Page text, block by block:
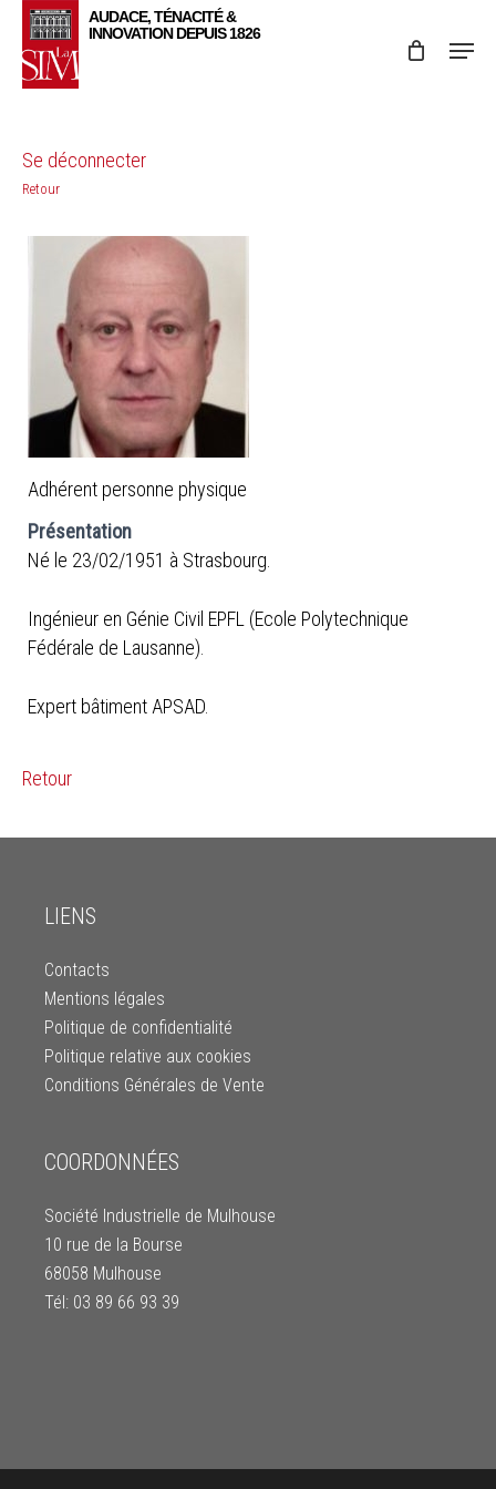
Skip
main
Menu
Se déconnecter
Retour
Adhérent personne physique
Présentation
Né le 23/02/1951 à Strasbourg.
Ingénieur en Génie Civil EPFL (Ecole Polytechnique
Fédérale de Lausanne).
Expert bâtiment APSAD.
Retour
LIENS
Contacts
Mentions légales
Politique de confidentialité
Politique relative aux cookies
Conditions Générales de Vente
COORDONNÉES
Société Industrielle de Mulhouse
10 rue de la Bourse
68058 Mulhouse
Tél: 03 89 66 93 39